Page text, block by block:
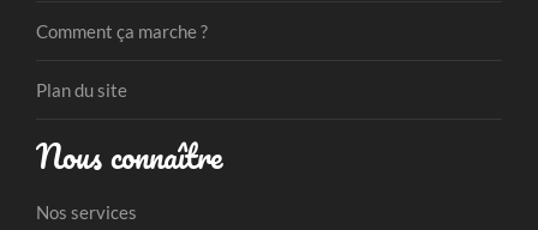
Comment ça marche ?
Plan du site
Nous connaître
Nos services